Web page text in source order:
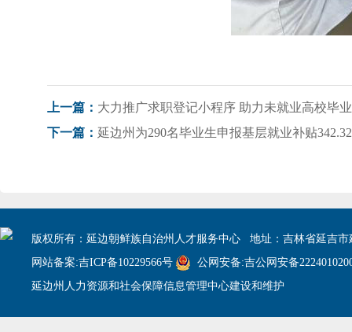
上一篇： 大力推广求职登记小程序 助力未就业高校毕
下一篇： 延边州为290名毕业生申报基层就业补贴
版权所有：延边朝鲜族自治州人才服务中心 地址：吉林省延吉市
网站备案:吉ICP备10229566号
公网安备:吉公网安备
延边州人力资源和社会保障信息管理中心建设和维护